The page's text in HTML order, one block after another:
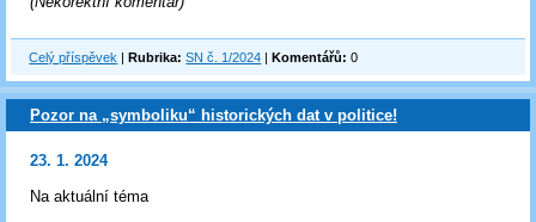
Celý příspěvek |Rubrika: SN č. 1/2024 |Komentářů: 0
Pozor na „symboliku“ historických dat v politice!
23. 1. 2024
Na aktuální téma